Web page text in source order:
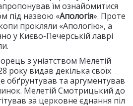
їм ознайомитися
під назвою «Апологія». Проте
прокляли «Апологію», а
у Києво-Печерській лаврі
з уніатством Мелетій
року видав декілька своїх
обґрунтував та аргументував
Мелетій Смотрицький до
за церковне єднання піл